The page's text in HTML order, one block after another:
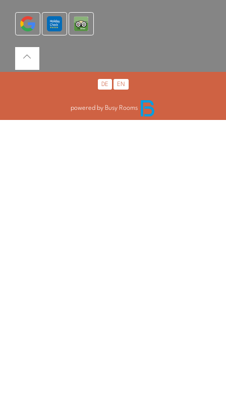
powered by Busy Rooms
DE EN